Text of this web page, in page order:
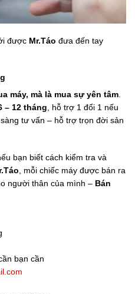
được Mr.Táo đưa đến tay
máy, mà là mua sự yên tâm.
– 12 tháng, hỗ trợ 1 đổi 1 nếu
tư vấn – hỗ trợ trọn đời sản
bạn biết cách kiểm tra và
, mỗi chiếc máy được bán ra
người thân của mình – Bán
bạn cần